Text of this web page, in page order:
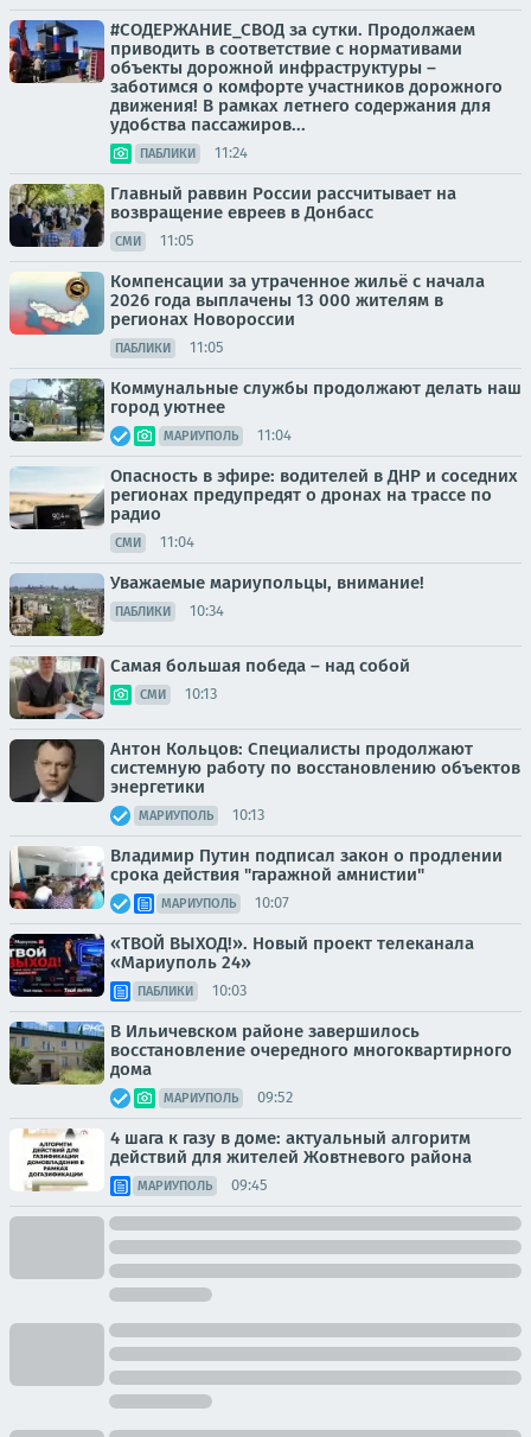
#СОДЕРЖАНИЕ_СВОД за сутки. Продолжаем
приводить в соответствие с нормативами
объекты дорожной инфраструктуры –
заботимся о комфорте участников дорожного
движения! В рамках летнего содержания для
удобства пассажиров...
ПАБЛИКИ 11:24
Главный раввин России рассчитывает на
возвращение евреев в Донбасс
СМИ 11:05
Компенсации за утраченное жильё с начала
2026 года выплачены 13 000 жителям в
регионах Новороссии
ПАБЛИКИ 11:05
Коммунальные службы продолжают делать наш
город уютнее
МАРИУПОЛЬ 11:04
Опасность в эфире: водителей в ДНР и соседних
регионах предупредят о дронах на трассе по
радио
СМИ 11:04
Уважаемые мариупольцы, внимание!
ПАБЛИКИ 10:34
Самая большая победа – над собой
СМИ 10:13
Антон Кольцов: Специалисты продолжают
системную работу по восстановлению объектов
энергетики
МАРИУПОЛЬ 10:13
Владимир Путин подписал закон о продлении
срока действия "гаражной амнистии"
МАРИУПОЛЬ 10:07
«ТВОЙ ВЫХОД!». Новый проект телеканала
«Мариуполь 24»
ПАБЛИКИ 10:03
В Ильичевском районе завершилось
восстановление очередного многоквартирного
дома
МАРИУПОЛЬ 09:52
4 шага к газу в доме: актуальный алгоритм
действий для жителей Жовтневого района
МАРИУПОЛЬ 09:45